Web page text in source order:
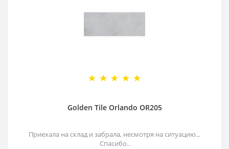
Golden Tile Orlando OR205
Приехала на склад и забрала, несмотря на ситуацию...
Спасибо..